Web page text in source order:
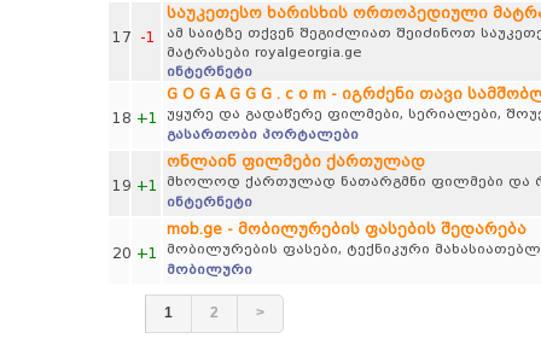
17 -1
საუკეთესო ხარისხის ორთოპედიული
ამ საიტზე თქვენ შეგიძლიათ შეიძინოთ
მატრასები royalgeorgia.ge
ინტერნეტი
18 +1
G O G A G G G . c o m - იგრძენი თავი
უყურე და გადაწერე ფილმები, სერიალები,
გასართობი პორტალები
19 +1
ონლაინ ფილმები ქართულად
მხოლოდ ქართულად ნათარგმნი ფილმები და
ინტერნეტი
20 +1
mob.ge - მობილურების ფასების შედარება
მობილურების ფასები, ტექნიკური
მობილური
1 2 >